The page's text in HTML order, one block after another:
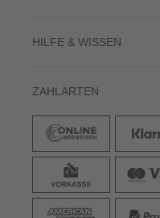
HILFE & WISSEN
ZAHLARTEN